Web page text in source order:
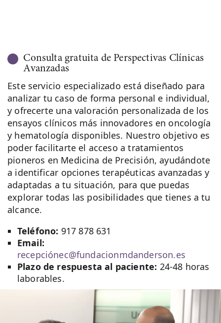
Consulta gratuita de Perspectivas Clínicas
Avanzadas
Este servicio especializado está diseñado para
analizar tu caso de forma personal e individual,
y ofrecerte una valoración personalizada de los
ensayos clínicos más innovadores en oncología
y hematología disponibles. Nuestro objetivo es
poder facilitarte el acceso a tratamientos
pioneros en Medicina de Precisión, ayudándote
a identificar opciones terapéuticas avanzadas y
adaptadas a tu situación, para que puedas
explorar todas las posibilidades que tienes a tu
alcance.
Teléfono: 917 878 631
Email:
recepciónec@fundacionmdanderson.es
Plazo de respuesta al paciente: 24-48 horas
laborables.